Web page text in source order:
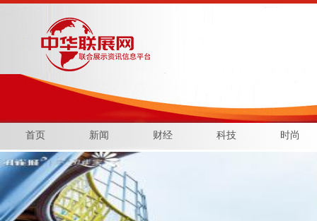
首页 新闻 财经 科技 时尚